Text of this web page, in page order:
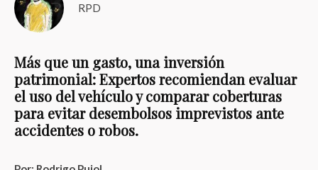
RPD
Más que un gasto, una inversión
patrimonial: Expertos recomiendan evaluar
el uso del vehículo y comparar coberturas
para evitar desembolsos imprevistos ante
accidentes o robos.